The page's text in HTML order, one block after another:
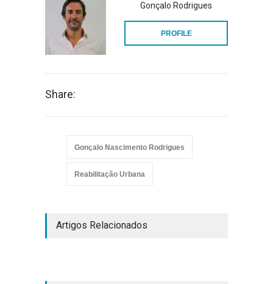
Gonçalo Rodrigues
PROFILE
Share:
Gonçalo Nascimento Rodrigues
Reabilitação Urbana
Artigos Relacionados